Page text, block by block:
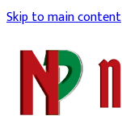
Skip to main content